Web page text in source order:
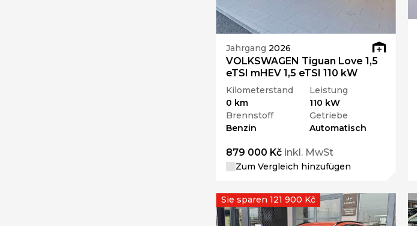
Jahrgang 2026
VOLKSWAGEN Tiguan Love 1,5
eTSI mHEV 1,5 eTSI 110 kW
Kilometerstand
0 km
Leistung
110 kW
Brennstoff
Benzin
Getriebe
Automatisch
879 000 Kč inkl. MwSt
Zum Vergleich hinzufügen
Sie sparen 121 900 Kč